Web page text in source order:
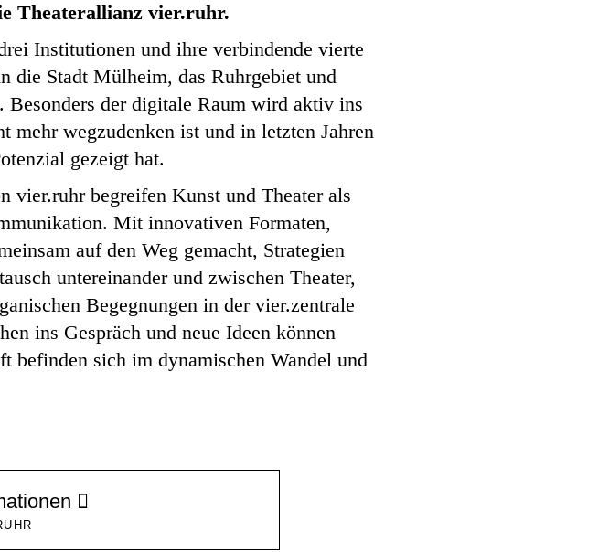
Theaterallianz vier.ruhr.
Institutionen und ihre verbindende vierte
die Stadt Mülheim, das Ruhrgebiet und
der digitale Raum wird aktiv ins
mehr wegzudenken ist und in letzten Jahren
gezeigt hat.
vier.ruhr begreifen Kunst und Theater als
Mit innovativen Formaten,
auf den Weg gemacht, Strategien
untereinander und zwischen Theater,
Begegnungen in der vier.zentrale
ins Gespräch und neue Ideen können
befinden sich im dynamischen Wandel und